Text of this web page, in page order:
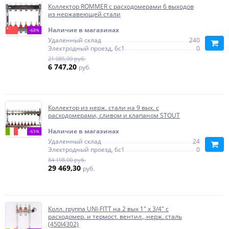
-68%
Коллектор ROMMER с расходомерами 6 выходов
из нержавеющей стали
Наличие в магазинах
Удаленный склад
240
Электродный проезд, 6с1
0
21 085,00 руб.
6 747,20 руб.
-65%
Коллектор из нерж. стали на 9 вых. с
расходомерами, сливом и клапаном STOUT
Наличие в магазинах
Удаленный склад
24
Электродный проезд, 6с1
0
84 198,00 руб.
29 469,30 руб.
Колл. группа UNI-FITT на 2 вых 1" х 3/4" с
расходомер. и термост. вентил., нерж. сталь
(450I4302)